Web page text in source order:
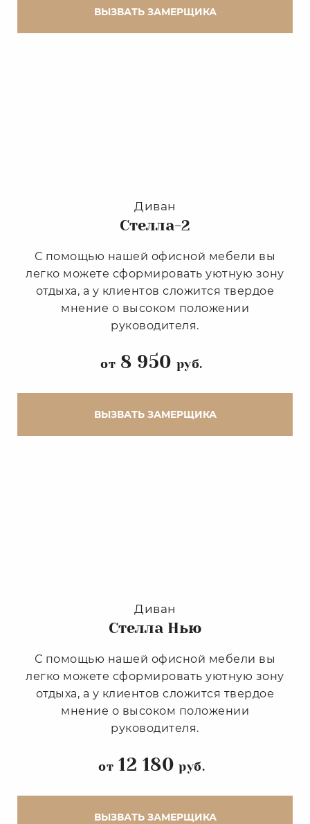
ВЫЗВАТЬ ЗАМЕРЩИКА
Диван
Стелла-2
С помощью нашей офисной мебели вы
легко можете сформировать уютную зону
отдыха, а у клиентов сложится твердое
мнение о высоком положении
руководителя.
от 8 950 руб.
ВЫЗВАТЬ ЗАМЕРЩИКА
Диван
Стелла Нью
С помощью нашей офисной мебели вы
легко можете сформировать уютную зону
отдыха, а у клиентов сложится твердое
мнение о высоком положении
руководителя.
от 12 180 руб.
ВЫЗВАТЬ ЗАМЕРЩИКА